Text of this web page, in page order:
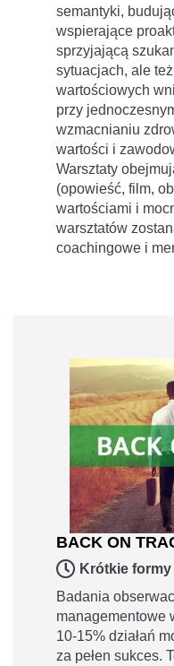
semantyki,
wspierające
sprzyjającą
sytuacjach, ale
wartościowych
przy
wzmacnianiu
wartości i
Warsztaty
(opowieść, film,
wartościami i
warsztatów
coachingowe i
BACK ON
Krótkie
Badania
managementowe
10-15% działań
za pełen sukces.